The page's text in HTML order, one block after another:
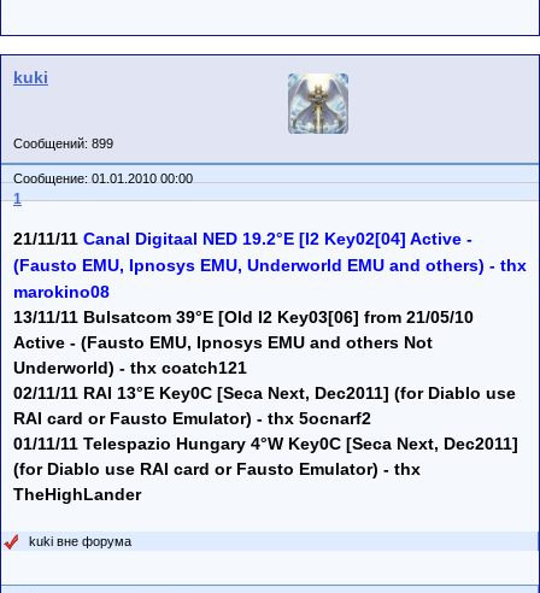
kuki
Сообщений: 899
Сообщение: 01.01.2010 00:00
1
21/11/11 Canal Digitaal NED 19.2°E [I2 Key02[04] Active -
(Fausto EMU, Ipnosys EMU, Underworld EMU and others) - thx
marokino08
13/11/11 Bulsatcom 39°E [Old I2 Key03[06] from 21/05/10
Active - (Fausto EMU, Ipnosys EMU and others Not
Underworld) - thx coatch121
02/11/11 RAI 13°E Key0C [Seca Next, Dec2011] (for Diablo use
RAI card or Fausto Emulator) - thx 5ocnarf2
01/11/11 Telespazio Hungary 4°W Key0C [Seca Next, Dec2011]
(for Diablo use RAI card or Fausto Emulator) - thx
TheHighLander
kuki вне форума